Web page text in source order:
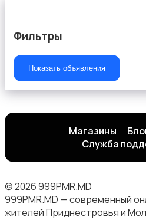
Фильтры
Показать объявления
Магазины
Служба
© 2026 999PMR.MD
999PMR.MD — современный
жителей Приднестровья и